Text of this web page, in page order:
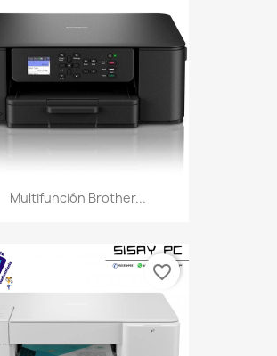
Multifunción Brother...
favorite_border